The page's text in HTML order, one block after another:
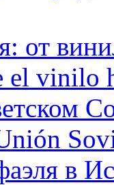
от
el vinilo
в